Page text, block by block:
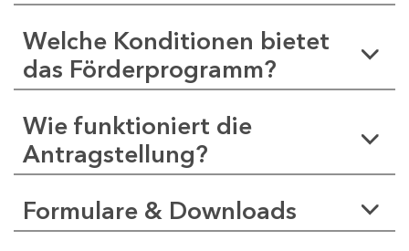
Welche Konditionen bietet
das Förderprogramm?
Wie funktioniert die
Antragstellung?
Formulare & Downloads